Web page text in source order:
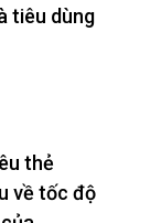
tiêu dùng
thẻ
về tốc độ